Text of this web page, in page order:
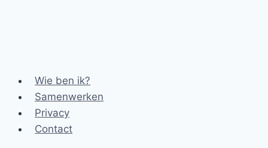
Wie ben ik?
Samenwerken
Privacy
Contact